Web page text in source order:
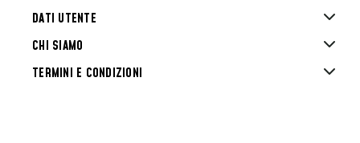
CHI SIAMO
DATI UTENTE
TERMINI E CONDIZIONI